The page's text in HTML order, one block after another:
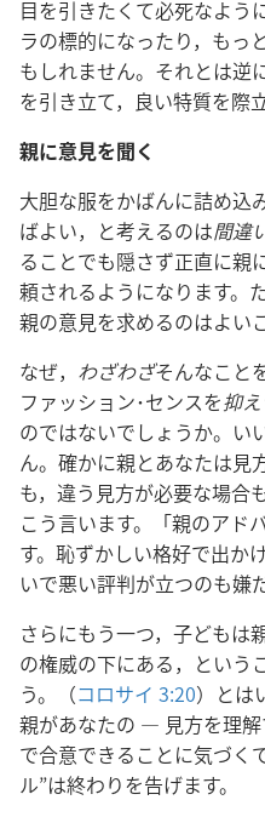
目を引きたくて必死なよう
ラの標的になったり，もっ
もしれません。それとは逆
を引き立て，良い特質を際
親に意見を聞く
大胆な服をかばんに詰め込
ばよい，と考えるのは間違
ることでも隠さず正直に親
頼されるようになります。
親の意見を求めるのはよい
なぜ， わざわざそんなこと
ファッション･センスを抑
のではないでしょうか。い
ん。確かに親とあなたは見
も，違う見方が必要な場合
こう言います。「親のアド
す。恥ずかしい格好で出か
いで悪い評判が立つのも嫌
さらにもう一つ，子どもは
の権威の下にある，という
う。（コロサイ 3:20）とは
親があなたの ― 見方を理
で合意できることに気づく
ル”は終わりを告げます。